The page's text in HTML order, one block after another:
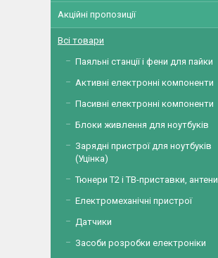
Акційні пропозиції
Всі товари
Паяльні станції і фени для пайки
Активні електронні компоненти
Пасивні електронні компоненти
Блоки живлення для ноутбуків
Зарядні пристрої для ноутбуків
(Уцінка)
Тюнери Т2 і ТВ-приставки, антени
Електромеханічні пристрої
Датчики
Засоби розробки електроніки